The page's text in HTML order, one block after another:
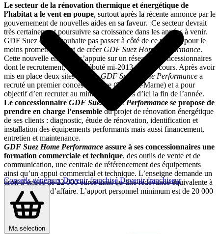
Conseils générauxDevenir franchiséDevenir franchiseur
Ma sélection
Le secteur de la rénovation thermique et énergétique de
l’habitat a le vent en poupe, surtout après la récente annonce par le
gouvernement de nouvelles aides en sa faveur. Ce secteur devrait
très certainement poursuivre sa croissance dans les années à venir.
GDF Suez qui ne souhaite pas passer à côté de ce marché pour le
moins prometteur vient de créer GDF Suez Home Performance.
Cette nouvelle enseigne s’appuie sur un réseau de concessionnaires
dont le recrutement, qui a débuté mi-2013, est en cours. Après avoir
mis en place deux sites pilotes,GDF Suez Home Performance a
recruté un premier concessionnaire (Seine-et-Marne) et a pour
objectif d’en recruter au minimum 5 autres d’ici la fin de l’année.
Le concessionnaire GDF Suez Home Performance se propose de
prendre en charge l’ensemble du projet de rénovation énergétique
de ses clients : diagnostic, étude de rénovation, identification et
installation des équipements performants mais aussi financement,
entretien et maintenance.
GDF Suez Home Performance assure à ses concessionnaires une
formation commerciale et technique, des outils de vente et de
communication, une centrale de référencement des équipements
ainsi qu’un appui commercial et technique. L’enseigne demande un
droit d’entrée de 22 000 euros ainsi qu’une redevance équivalente à
3 % du chiffre d’affaire. L’apport personnel minimum est de 20 000
euros.
Partager sur :